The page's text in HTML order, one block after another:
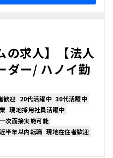
の求人】【法人
ダー/ ハノイ勤
歓迎 20代活躍中 30代活躍中
現地採用社員活躍中
次面接実施可能
半年以内転職 現地在住者歓迎